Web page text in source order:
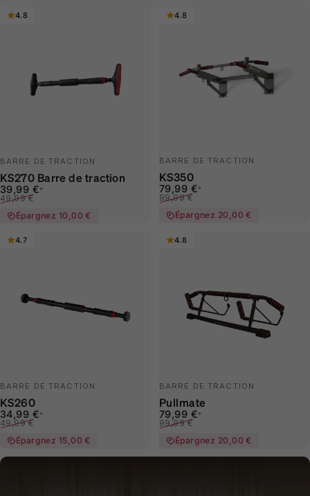
4.8
BARRE DE TRACTION
KS270 Barre de traction
Prix promotionnel
39,99 €*
Prix habituel
49,99 €
Épargnez 10,00 €
4.8
BARRE DE TRACTION
KS350
Prix promotionnel
79,99 €*
Prix habituel
99,99 €
Épargnez 20,00 €
4.7
BARRE DE TRACTION
KS260
Prix promotionnel
34,99 €*
Prix habituel
49,99 €
Épargnez 15,00 €
4.8
BARRE DE TRACTION
Pullmate
Prix promotionnel
79,99 €*
Prix habituel
99,99 €
Épargnez 20,00 €